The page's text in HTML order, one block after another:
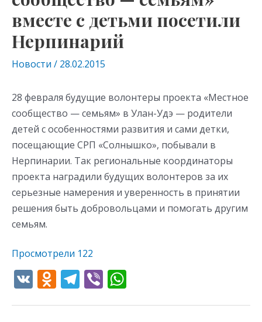
вместе с детьми посетили
Нерпинарий
Новости / 28.02.2015
28 февраля будущие волонтеры проекта «Местное
сообщество — семьям» в Улан-Удэ — родители
детей с особенностями развития и сами детки,
посещающие СРП «Солнышко», побывали в
Нерпинарии. Так региональные координаторы
проекта наградили будущих волонтеров за их
серьезные намерения и уверенность в принятии
решения быть добровольцами и помогать другим
семьям.
Просмотрели 122
V O T Vi